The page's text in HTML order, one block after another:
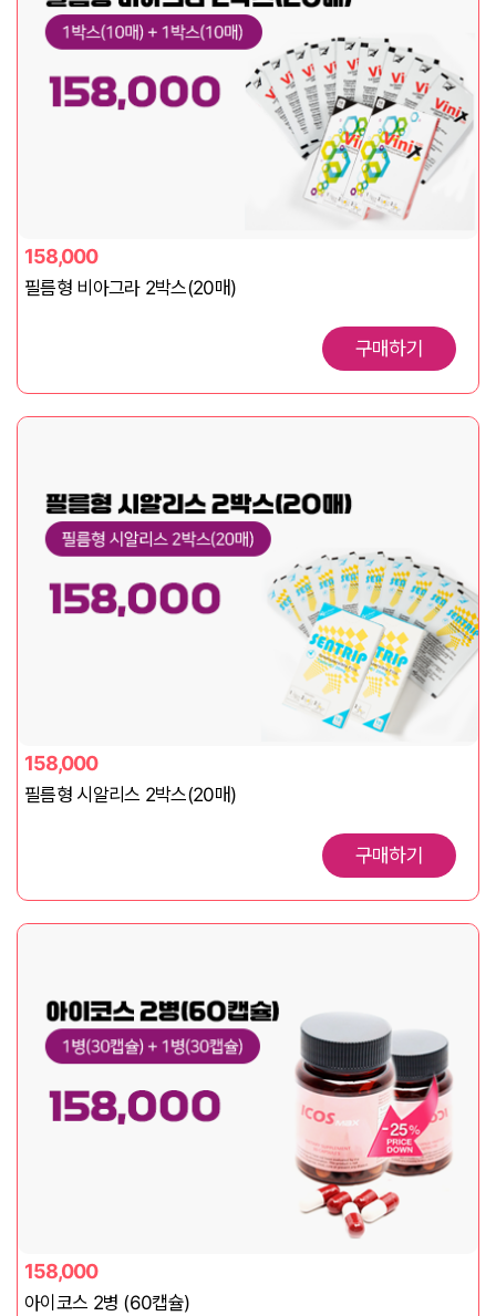
158,000
필름형 비아그라 2박스(20매)
구매하기
158,000
필름형 시알리스 2박스(20매)
구매하기
158,000
아이코스 2병 (60캡슐)